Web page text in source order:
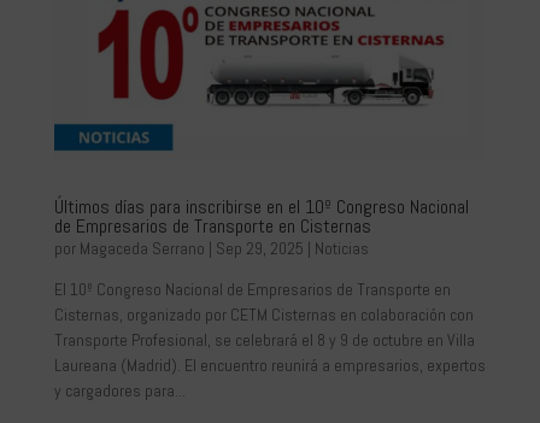
Últimos días para inscribirse en el 10º Congreso Nacional
de Empresarios de Transporte en Cisternas
por Magaceda Serrano | Sep 29, 2025 | Noticias
El 10º Congreso Nacional de Empresarios de Transporte en
Cisternas, organizado por CETM Cisternas en colaboración con
Transporte Profesional, se celebrará el 8 y 9 de octubre en Villa
Laureana (Madrid). El encuentro reunirá a empresarios, expertos
y cargadores para...